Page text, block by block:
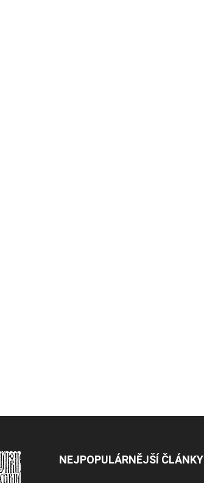
NEJPOPULÁRNĚJŠÍ ČLÁNKY